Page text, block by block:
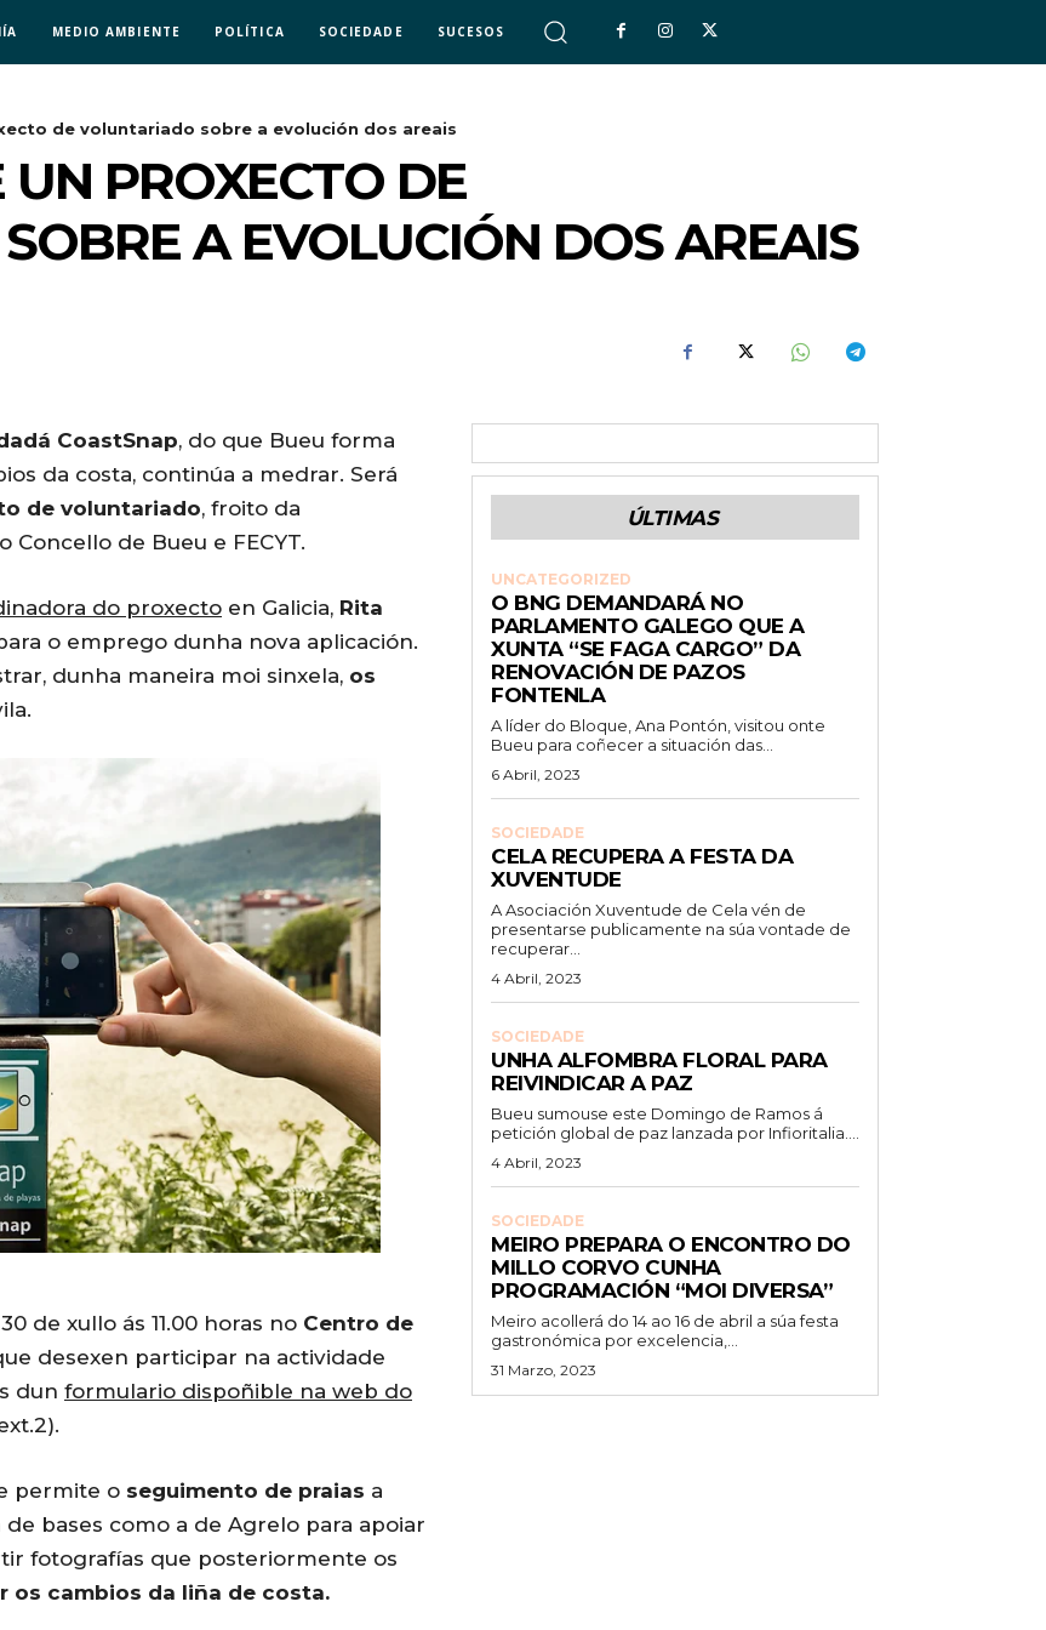
MEDIO AMBIENTE POLÍTICA SOCIEDADE SUCESOS
de voluntariado sobre a evolución dos areais
PROXECTO DE
A EVOLUCIÓN DOS AREAIS
CoastSnap, do que Bueu forma
da costa, continúa a medrar. Será
de voluntariado, froito da
Concello de Bueu e FECYT.
do proxecto en Galicia, Rita
o emprego dunha nova aplicación.
dunha maneira moi sinxela, os
de xullo ás 11.00 horas no Centro de
desexen participar na actividade
dun formulario dispoñible na web do
permite o seguimento de praias a
bases como a de Agrelo para apoiar
fotografías que posteriormente os
os cambios da liña de costa.
ÚLTIMAS
UNCATEGORIZED
O BNG DEMANDARÁ NO
PARLAMENTO GALEGO QUE A
XUNTA “SE FAGA CARGO” DA
RENOVACIÓN DE PAZOS
FONTENLA
A líder do Bloque, Ana Pontón, visitou onte
Bueu para coñecer a situación das...
6 Abril, 2023
SOCIEDADE
CELA RECUPERA A FESTA DA
XUVENTUDE
A Asociación Xuventude de Cela vén de
presentarse publicamente na súa vontade de
recuperar...
4 Abril, 2023
SOCIEDADE
UNHA ALFOMBRA FLORAL PARA
REIVINDICAR A PAZ
Bueu sumouse este Domingo de Ramos á
petición global de paz lanzada por Infioritalia....
4 Abril, 2023
SOCIEDADE
MEIRO PREPARA O ENCONTRO DO
MILLO CORVO CUNHA
PROGRAMACIÓN “MOI DIVERSA”
Meiro acollerá do 14 ao 16 de abril a súa festa
gastronómica por excelencia,...
31 Marzo, 2023